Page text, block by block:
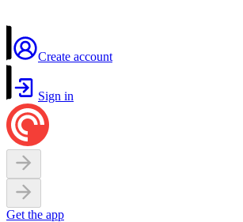
Create account
Sign in
Get the app